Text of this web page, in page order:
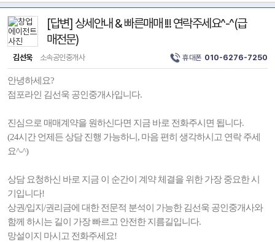
[답변] 상세안내 & 빠른매매 !!! 연락주세요^-^(급
매전문)
김선욱 소속공인중개사 휴대폰 010-6276-7250
안녕하세요?
점포라인 김선욱 공인중개사입니다.
진심으로 매매계약을 원하신다면 지금 바로 전화주시면 됩니다.
(24시간 언제든 상담 진행 가능하니, 마음 편히 생각하시고 연락 주세
요^-^)
상담 요청하신 바로 지금 이 순간이 계약 체결을 위한 가장 중요한 시
기입니다!
상권/입지/권리금에 대한 전문적 분석이 가능한 김선욱 공인중개사와
함께 하시는 길이 가장 빠르고 안전한 지름길입니다.
망설이지 마시고 전화주세요!